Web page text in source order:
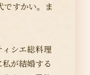
すかい。ま
シエ総料理
が結婚する